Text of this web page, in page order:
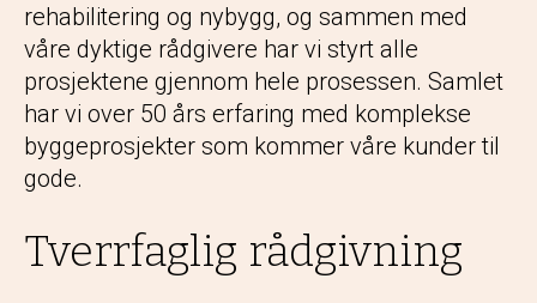
rehabilitering og nybygg, og sammen med
våre dyktige rådgivere har vi styrt alle
prosjektene gjennom hele prosessen. Samlet
har vi over 50 års erfaring med komplekse
byggeprosjekter som kommer våre kunder til
gode.
Tverrfaglig rådgivning